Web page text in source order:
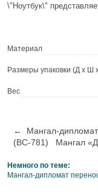
\"Ноутбук\"
Материал
Размеры упаковки (Д х Ш
Вес
← Мангал-дипломат
(ВС-781)
Мангал
Немного по теме:
Мангал-дипломат